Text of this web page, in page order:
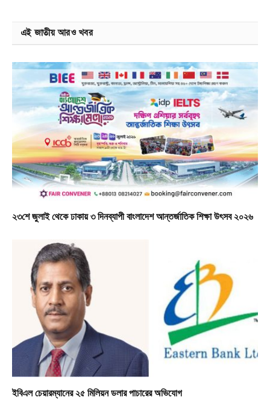
এই জাতীয় আরও খবর
২৩শে জুলাই থেকে ঢাকায় ৩ দিনব্যাপী বাংলাদেশ আন্তর্জাতিক শিক্ষা উৎসব ২০২৬
ইবিএল চেয়ারম্যানের ২৫ মিলিয়ন ডলার পাচারের অভিযোগ